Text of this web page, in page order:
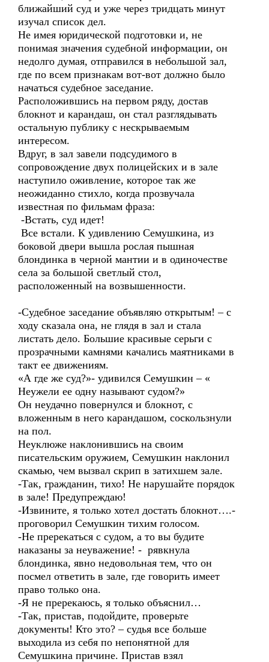
ближайший суд и уже через тридцать минут
изучал список дел.
Не имея юридической подготовки и, не
понимая значения судебной информации, он
недолго думая, отправился в небольшой зал,
где по всем признакам вот-вот должно было
начаться судебное заседание.
Расположившись на первом ряду, достав
блокнот и карандаш, он стал разглядывать
остальную публику с нескрываемым
интересом.
Вдруг, в зал завели подсудимого в
сопровождение двух полицейских и в зале
наступило оживление, которое так же
неожиданно стихло, когда прозвучала
известная по фильмам фраза:
-Встать, суд идет!
Все встали. К удивлению Семушкина, из
боковой двери вышла рослая пышная
блондинка в черной мантии и в одиночестве
села за большой светлый стол,
расположенный на возвышенности.
-Судебное заседание объявляю открытым! – с
ходу сказала она, не глядя в зал и стала
листать дело. Большие красивые серьги с
прозрачными камнями качались маятниками в
такт ее движениям.
«А где же суд?»- удивился Семушкин – «
Неужели ее одну называют судом?»
Он неудачно повернулся и блокнот, с
вложенным в него карандашом, соскользнули
на пол.
Неуклюже наклонившись на своим
писательским оружием, Семушкин наклонил
скамью, чем вызвал скрип в затихшем зале.
-Так, гражданин, тихо! Не нарушайте порядок
в зале! Предупреждаю!
-Извините, я только хотел достать блокнот….-
проговорил Семушкин тихим голосом.
-Не пререкаться с судом, а то вы будите
наказаны за неуважение! - рявкнула
блондинка, явно недовольная тем, что он
посмел ответить в зале, где говорить имеет
право только она.
-Я не пререкаюсь, я только объяснил…
-Так, пристав, подойдите, проверьте
документы! Кто это? – судья все больше
выходила из себя по непонятной для
Семушкина причине. Пристав взял